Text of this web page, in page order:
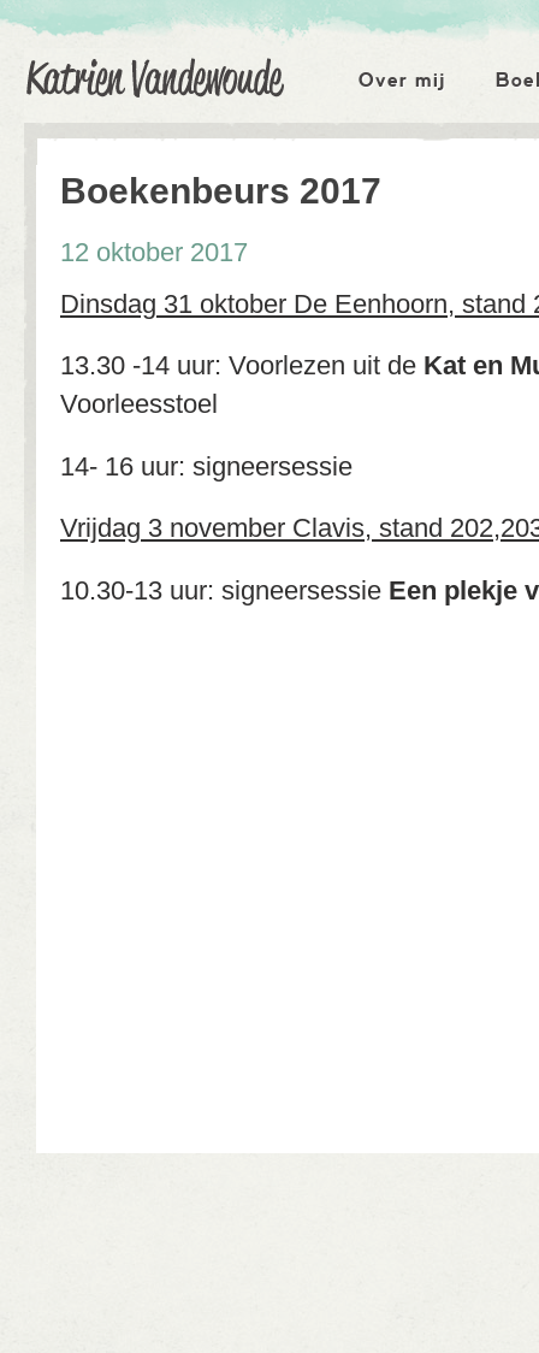
Katrien Vandewoude
Over mij
Boekenbeurs 2017
12 oktober 2017
Dinsdag 31 oktober De Eenhoorn, stand
13.30 -14 uur: Voorlezen uit de Kat en
Voorleesstoel
14- 16 uur: signeersessie
Vrijdag 3 november Clavis, stand
10.30-13 uur: signeersessie Een plekje